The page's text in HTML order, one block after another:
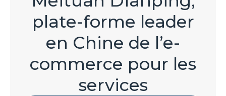
plate-forme leader
en Chine de l’e-
commerce pour les
services